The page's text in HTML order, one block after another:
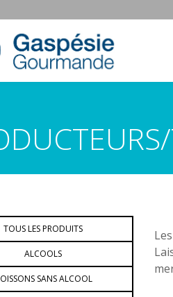
TOUS LES PRODUITS
ALCOOLS
SANS ALCOOL